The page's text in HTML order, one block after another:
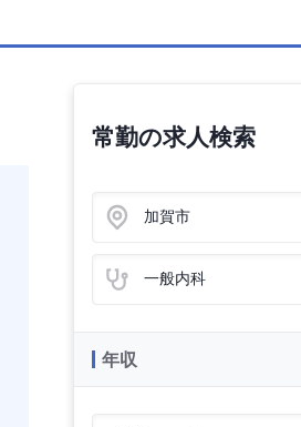
常勤の求人検索
加賀市
一般内科
年収